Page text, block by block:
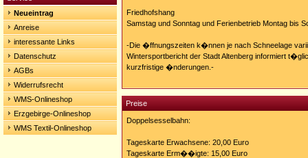
Neueintrag
Anreise
interessante Links
Datenschutz
AGBs
Widerrufsrecht
WMS-Onlineshop
Erzgebirge-Onlineshop
WMS Textil-Onlineshop
Friedhofshang
Samstag und Sonntag und Ferienbetrieb Montag bis
-Die �ffnungszeiten k�nnen je nach Schneelage
Wintersportbericht der Stadt Altenberg informiert
kurzfristige �nderungen.-
Preise
Doppelsesselbahn:
Tageskarte Erwachsene: 20,00 Euro
Tageskarte Erm��igte: 15,00 Euro